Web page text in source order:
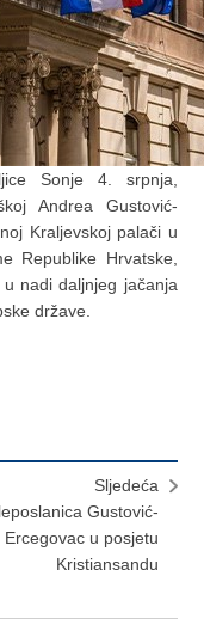
Sonje 4. srpnja,
Andrea Gustović-
Kraljevskoj palači u
Republike Hrvatske,
nadi daljnjeg jačanja
države.
Sljedeća
Gustović-
Ercegovac u posjetu
Kristiansandu